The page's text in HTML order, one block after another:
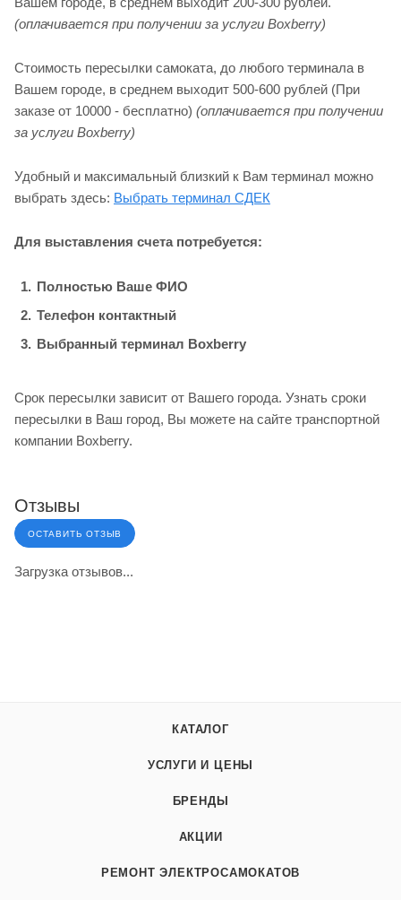
(оплачивается при получении за услуги Boxberry)
Стоимость пересылки самоката, до любого терминала в
Вашем городе, в среднем выходит 500-600 рублей (При
заказе от 10000 - бесплатно) (оплачивается при получении
за услуги Boxberry)
Удобный и максимальный близкий к Вам терминал можно
выбрать здесь: Выбрать терминал СДЕК
Для выставления счета потребуется:
Полностью Ваше ФИО
Телефон контактный
Выбранный терминал Boxberry
Срок пересылки зависит от Вашего города. Узнать сроки
пересылки в Ваш город, Вы можете на сайте транспортной
компании Boxberry.
Отзывы
ОСТАВИТЬ ОТЗЫВ
Загрузка отзывов...
КАТАЛОГ
УСЛУГИ И ЦЕНЫ
БРЕНДЫ
АКЦИИ
РЕМОНТ ЭЛЕКТРОСАМОКАТОВ